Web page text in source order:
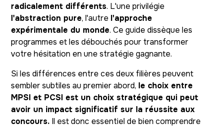
radicalement différents. L'une privilégie
l'abstraction pure, l'autre l'approche
expérimentale du monde. Ce guide dissèque les
programmes et les débouchés pour transformer
votre hésitation en une stratégie gagnante.
Si les différences entre ces deux filières peuvent
sembler subtiles au premier abord, le choix entre
MPSI et PCSI est un choix stratégique qui peut
avoir un impact significatif sur la réussite aux
concours. Il est donc essentiel de bien comprendre